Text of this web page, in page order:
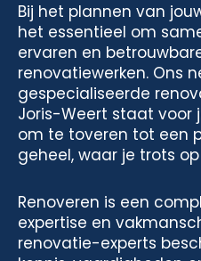
Bij het plannen van
het essentieel om
ervaren en
renovatiewerken. Ons
gespecialiseerde
Joris-Weert staat voor
om te toveren tot een
geheel, waar je trots op
Renoveren is een
expertise en
renovatie-experts